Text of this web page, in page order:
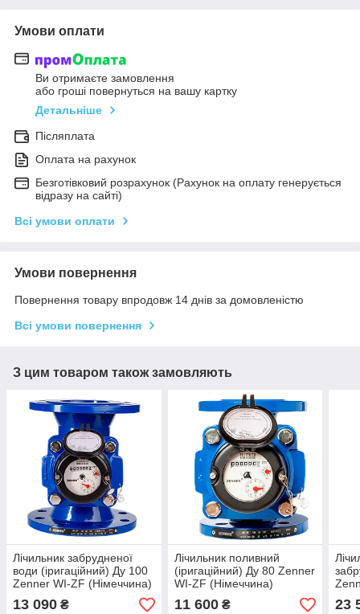
Умови оплати
Ви отримаєте замовлення
або гроші повернуться на вашу картку
Детальніше
Післяплата
Оплата на рахунок
Безготівковий розрахунок (Рахунок на оплату генерується
відразу на сайті)
Всі умови оплати
Умови повернення
Повернення товару впродовж 14 днів за домовленістю
Всі умови повернення
З цим товаром також замовляють
Лічильник забрудненої
води (іригаційний) Ду 100
Zenner WI-ZF (Німеччина)
13 090 ₴
Лічильник поливний
(іригаційний) Ду 80 Zenner
WI-ZF (Німеччина)
11 600₴ 23